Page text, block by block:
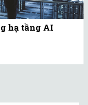
hạ tầng AI